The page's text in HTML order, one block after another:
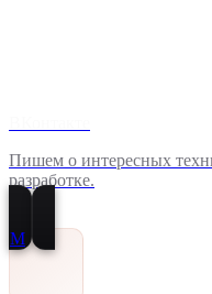
Пишем о интересных
разработке.
M